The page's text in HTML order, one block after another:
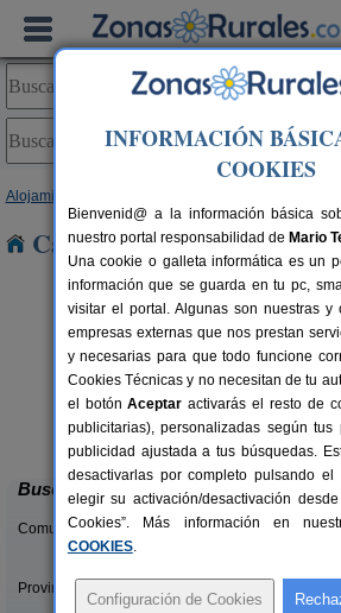
Alojamientos
Casas Rurales cerca de
Casa Rural La Corneja
Huérmeces Del Cerro
Buscar
Comunidades:
Provincias/Islas:
INFORMACIÓN
COOKIES
Bienvenid@ a la información básica
nuestro portal responsabilidad de Mario
Una cookie o galleta informática es un
información que se guarda en tu pc,
visitar el portal. Algunas son nuestras y
empresas externas que nos prestan
y necesarias para que todo funcione
Cookies Técnicas y no necesitan de tu
el botónAceptar activarás el resto de
publicitarias), personalizadas según tus
publicidad ajustada a tus búsquedas.
desactivarlas por completo pulsando el
elegir su activación/desactivación
Cookies”. Más información en
COOKIES.